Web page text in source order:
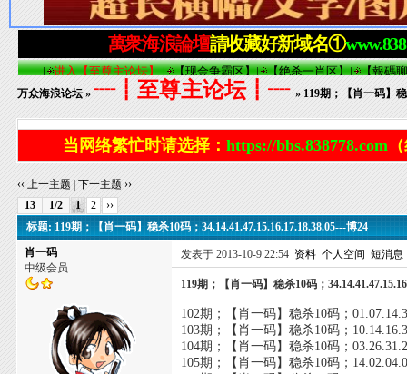
万众海浪论坛»┈┋至尊主论坛┋┈» 119期；【肖一码】
当网络繁忙时请选择： https://bbs.838778.com
‹‹ 上一主题 |下一主题 ››
13
1/2 1 2
››
标题: 119期；【肖一码】稳杀10码；34.14.41.47.15.16.17.18.38.05---博24
肖一码
中级会员
发表于 2013-10-9 22:54 资料 个人空间 短消息
119期；【肖一码】稳杀10码；
102期；【肖一码】稳杀10码；
103期；【肖一码】稳杀10码；
104期；【肖一码】稳杀10码；
105期；【肖一码】稳杀10码；